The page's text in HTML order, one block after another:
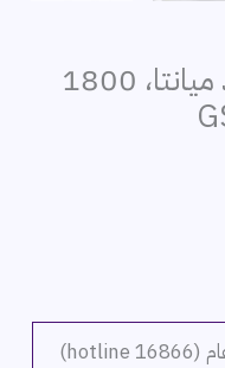
مكواة ملابس بخار ستاند ميانتا، 1800